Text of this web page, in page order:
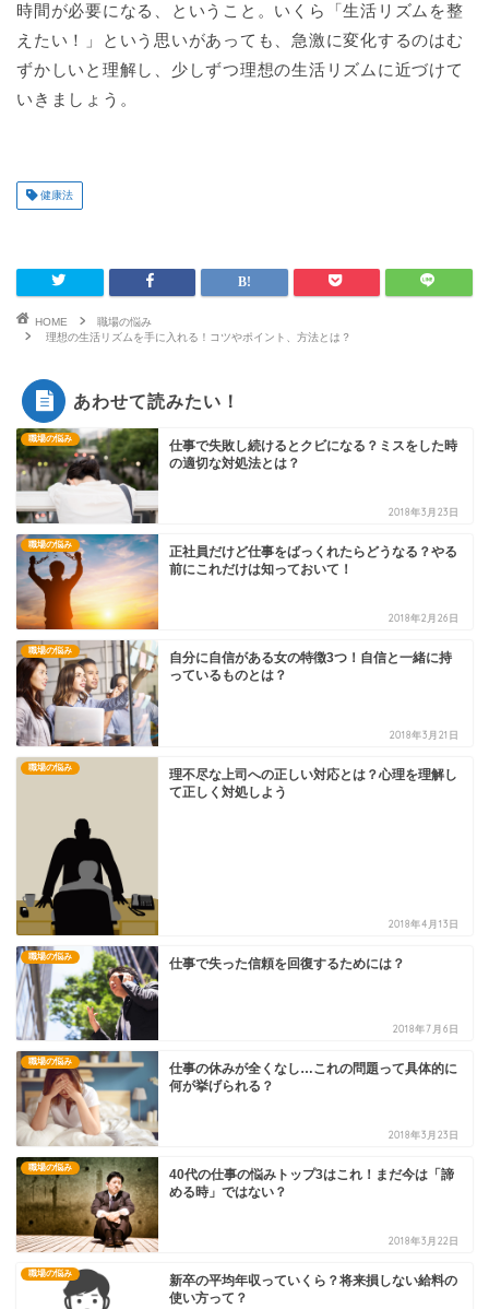
時間が必要になる、ということ。いくら「生活リズムを整
えたい！」という思いがあっても、急激に変化するのはむ
ずかしいと理解し、少しずつ理想の生活リズムに近づけて
いきましょう。
健康法
HOME
職場の悩み
理想の生活リズムを手に入れる！コツやポイント、方法とは？
あわせて読みたい！
職場の悩み
仕事で失敗し続けるとクビになる？ミスをした時
の適切な対処法とは？
2018年3月23日
職場の悩み
正社員だけど仕事をばっくれたらどうなる？やる
前にこれだけは知っておいて！
2018年2月26日
職場の悩み
自分に自信がある女の特徴3つ！自信と一緒に持
っているものとは？
2018年3月21日
職場の悩み
理不尽な上司への正しい対応とは？心理を理解し
て正しく対処しよう
2018年4月13日
職場の悩み 仕事で失った信頼を回復するためには？
2018年7月6日
職場の悩み
仕事の休みが全くなし…これの問題って具体的に
何が挙げられる？
2018年3月23日
職場の悩み
40代の仕事の悩みトップ3はこれ！まだ今は「諦
める時」ではない？
2018年3月22日
職場の悩み
新卒の平均年収っていくら？将来損しない給料の
使い方って？